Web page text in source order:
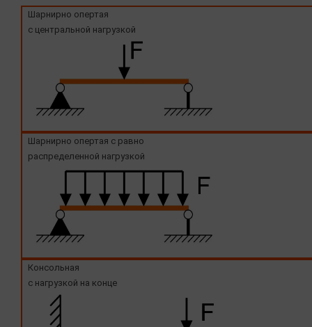
Шарнирно опертая
с центральной нагрузкой
Шарнирно опертая с равно
распределенной нагрузкой
Консольная
с нагрузкой на конце